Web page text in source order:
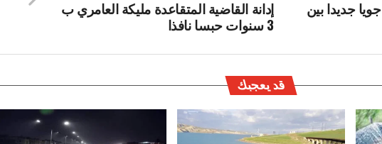
إدانة القاضية المتقاعدة مليكة العامري ب
3 سنوات حبسا نافذا
جديدا بين
قد يعجبك